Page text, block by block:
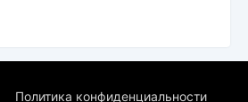
Политика конфиденциальности